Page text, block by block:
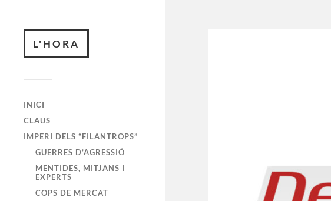
L'HORA
INICI
CLAUS
IMPERI DELS “FILANTROPS”
GUERRES D’AGRESSIÓ
MENTIDES, MITJANS I
EXPERTS
COPS DE MERCAT